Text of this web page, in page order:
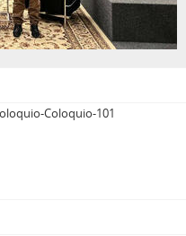
Coloquio-101